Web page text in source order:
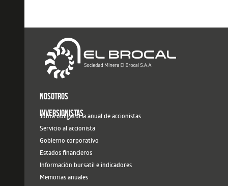
NOSOTROS
INVERSIONISTAS
Junta obligatoria anual de accionistas
Servicio al accionista
Gobierno corporativo
Estados financieros
Información bursatil e indicadores
Memorias anuales